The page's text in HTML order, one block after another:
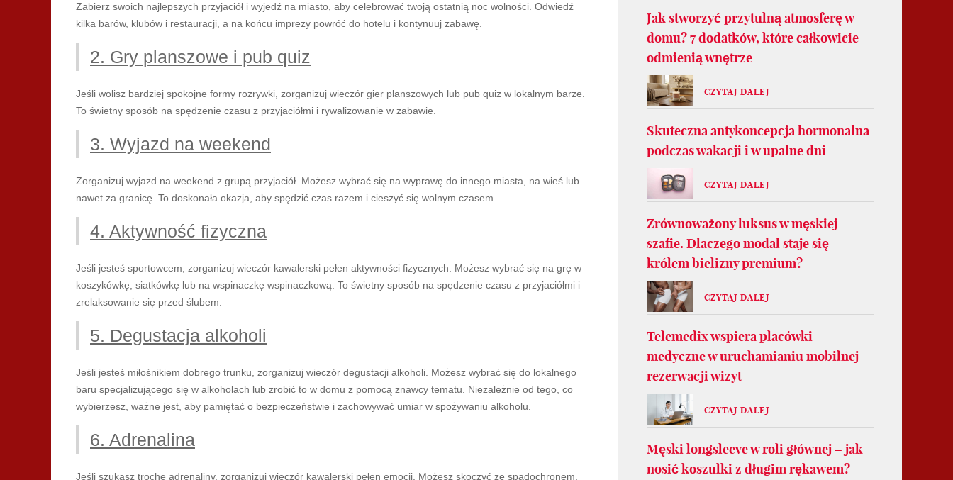
Zabierz swoich najlepszych przyjaciół i wyjedź na miasto, aby celebrować twoją ostatnią noc wolności. Odwiedź
kilka barów, klubów i restauracji, a na końcu imprezy powróć do hotelu i kontynuuj zabawę.
2. Gry planszowe i pub quiz
Jeśli wolisz bardziej spokojne formy rozrywki, zorganizuj wieczór gier planszowych lub pub quiz w lokalnym barze.
To świetny sposób na spędzenie czasu z przyjaciółmi i rywalizowanie w zabawie.
3. Wyjazd na weekend
Zorganizuj wyjazd na weekend z grupą przyjaciół. Możesz wybrać się na wyprawę do innego miasta, na wieś lub
nawet za granicę. To doskonała okazja, aby spędzić czas razem i cieszyć się wolnym czasem.
4. Aktywność fizyczna
Jeśli jesteś sportowcem, zorganizuj wieczór kawalerski pełen aktywności fizycznych. Możesz wybrać się na grę w
koszykówkę, siatkówkę lub na wspinaczkę wspinaczkową. To świetny sposób na spędzenie czasu z przyjaciółmi i
zrelaksowanie się przed ślubem.
5. Degustacja alkoholi
Jeśli jesteś miłośnikiem dobrego trunku, zorganizuj wieczór degustacji alkoholi. Możesz wybrać się do lokalnego
baru specjalizującego się w alkoholach lub zrobić to w domu z pomocą znawcy tematu. Niezależnie od tego, co
wybierzesz, ważne jest, aby pamiętać o bezpieczeństwie i zachowywać umiar w spożywaniu alkoholu.
6. Adrenalina
Jeśli szukasz trochę adrenaliny, zorganizuj wieczór kawalerski pełen emocji. Możesz skoczyć ze spadochronem,
Jak stworzyć przytulną atmosferę w
domu? 7 dodatków, które całkowicie
odmienią wnętrze
CZYTAJ DALEJ
Skuteczna antykoncepcja hormonalna
podczas wakacji i w upalne dni
CZYTAJ DALEJ
Zrównoważony luksus w męskiej
szafie. Dlaczego modal staje się
królem bielizny premium?
CZYTAJ DALEJ
Telemedix wspiera placówki
medyczne w uruchamianiu mobilnej
rezerwacji wizyt
CZYTAJ DALEJ
Męski longsleeve w roli głównej – jak
nosić koszulki z długim rękawem?